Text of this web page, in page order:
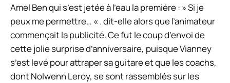
Amel Ben qui s’est jetée à l’eau la première : » Si je
peux me permettre… « .dit-elle alors que l’animateur
commençait la publicité. Ce fut le coup d’envoi de
cette jolie surprise d’anniversaire, puisque Vianney
s’est levé pour attraper sa guitare et que les coachs,
dont Nolwenn Leroy, se sont rassemblés sur les